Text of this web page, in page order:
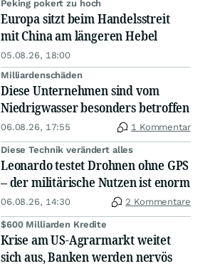
Peking pokert zu hoch
Europa sitzt beim Handelsstreit
mit China am längeren Hebel
05.08.26, 18:00
Milliardenschäden
Diese Unternehmen sind vom
Niedrigwasser besonders betroffen
06.08.26, 17:55 1 Kommentar
Diese Technik verändert alles
Leonardo testet Drohnen ohne GPS
– der militärische Nutzen ist enorm
06.08.26, 14:30 2 Kommentare
$600 Milliarden Kredite
Krise am US-Agrarmarkt weitet
sich aus, Banken werden nervös